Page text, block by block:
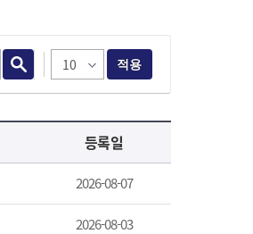
적용
등록일
2026-08-07
2026-08-03